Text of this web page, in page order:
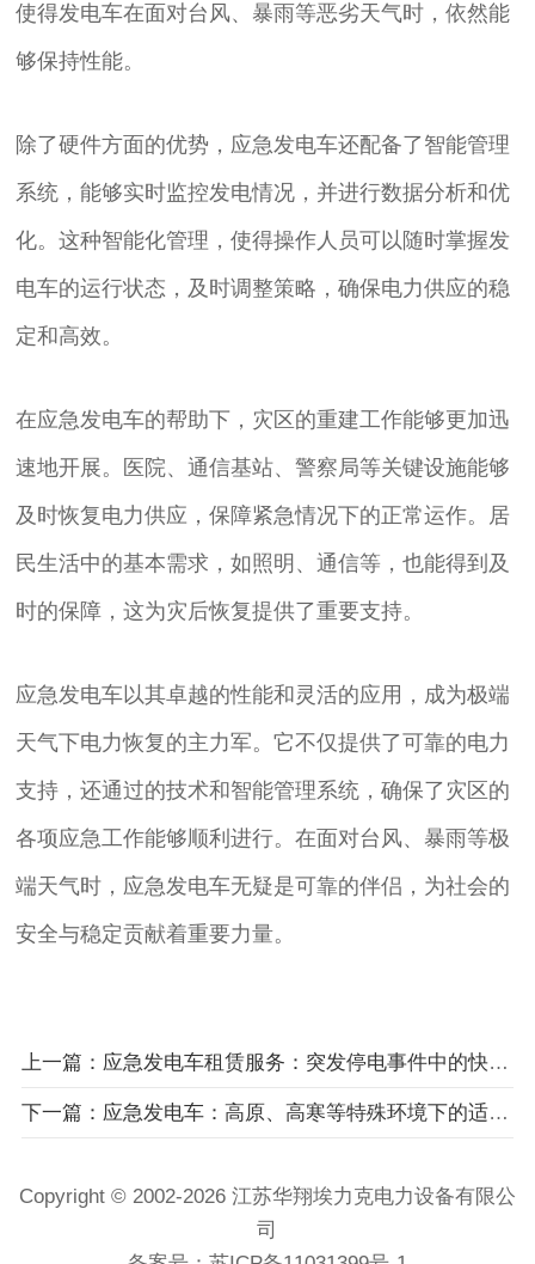
使得发电车在面对台风、暴雨等恶劣天气时，依然能
够保持性能。
除了硬件方面的优势，应急发电车还配备了智能管理
系统，能够实时监控发电情况，并进行数据分析和优
化。这种智能化管理，使得操作人员可以随时掌握发
电车的运行状态，及时调整策略，确保电力供应的稳
定和高效。
在应急发电车的帮助下，灾区的重建工作能够更加迅
速地开展。医院、通信基站、警察局等关键设施能够
及时恢复电力供应，保障紧急情况下的正常运作。居
民生活中的基本需求，如照明、通信等，也能得到及
时的保障，这为灾后恢复提供了重要支持。
应急发电车以其卓越的性能和灵活的应用，成为极端
天气下电力恢复的主力军。它不仅提供了可靠的电力
支持，还通过的技术和智能管理系统，确保了灾区的
各项应急工作能够顺利进行。在面对台风、暴雨等极
端天气时，应急发电车无疑是可靠的伴侣，为社会的
安全与稳定贡献着重要力量。
上一篇：应急发电车租赁服务：突发停电事件中的快速响应供电方案
下一篇：应急发电车：高原、高寒等特殊环境下的适应性改进
Copyright © 2002-2026 江苏华翔埃力克电力设备有限公
司